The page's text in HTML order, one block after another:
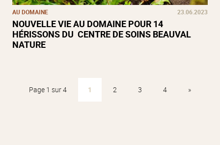
AU DOMAINE 23.06.2023
NOUVELLE VIE AU DOMAINE POUR 14
HÉRISSONS DU CENTRE DE SOINS BEAUVAL
NATURE
Page 1 sur 4 1 2 3 4 »